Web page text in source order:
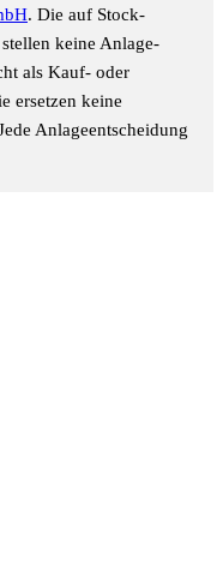
. Die auf Stock-
keine Anlage-
als Kauf- oder
ersetzen keine
Anlageentscheidung